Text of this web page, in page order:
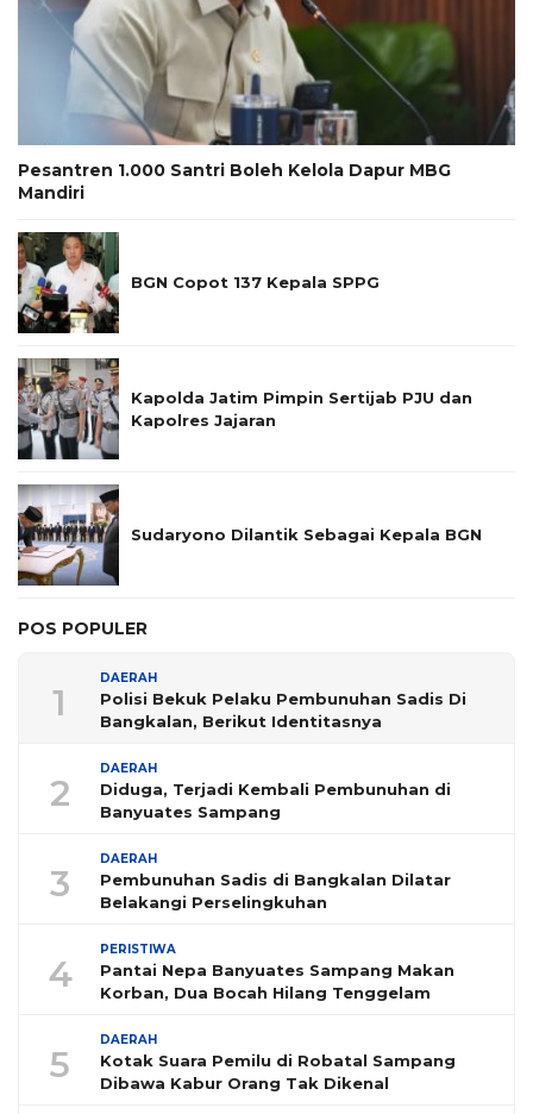
Pesantren 1.000 Santri Boleh Kelola Dapur MBG
Mandiri
BGN Copot 137 Kepala SPPG
Kapolda Jatim Pimpin Sertijab PJU dan
Kapolres Jajaran
Sudaryono Dilantik Sebagai Kepala BGN
POS POPULER
1
DAERAH
Polisi Bekuk Pelaku Pembunuhan Sadis Di
Bangkalan, Berikut Identitasnya
2
DAERAH
Diduga, Terjadi Kembali Pembunuhan di
Banyuates Sampang
3
DAERAH
Pembunuhan Sadis di Bangkalan Dilatar
Belakangi Perselingkuhan
4
PERISTIWA
Pantai Nepa Banyuates Sampang Makan
Korban, Dua Bocah Hilang Tenggelam
5
DAERAH
Kotak Suara Pemilu di Robatal Sampang
Dibawa Kabur Orang Tak Dikenal